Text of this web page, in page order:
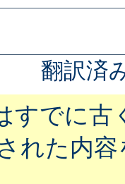
翻訳済
すでに
れた内